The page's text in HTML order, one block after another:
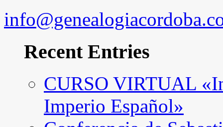
Recent Entries
CURSO VIRTUAL
Imperio Español»